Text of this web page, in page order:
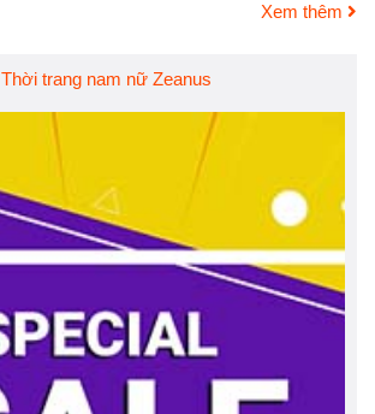
Xem thêm
Thời trang nam nữ Zeanus